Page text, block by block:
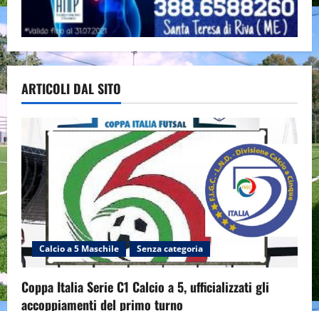
ARTICOLI DAL SITO
Calcio a 5 Maschile Senza categoria
Coppa Italia Serie C1 Calcio a 5, ufficializzati gli
accoppiamenti del primo turno